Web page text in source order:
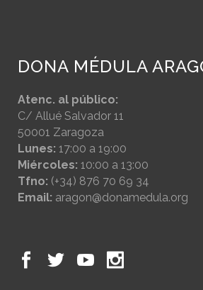
DONA MÉDULA
Atenc. al público:
C/ Allué Salvador 11
50001 Zaragoza
Lunes: 17:00 a 19:00
Miércoles: 10:00 a 13:00
Tfno: (+34) 876 70 69 34
Email: aragon@donamedula.org